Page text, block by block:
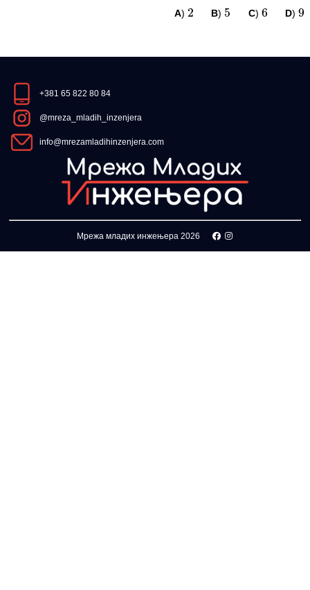
*Морате бити логовани
A) 2 B) 5 C) 6 D)9
ПИТАЊА И
+381 65 822 80 84
@mreza_mladih_inzenjera
info@mrezamladihinzenjera.com
Мрежа младих инжењера 2026